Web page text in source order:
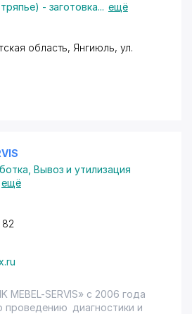
- заготовка... ещё
область, Янгиюль, ул.
Вывоз и утилизация
ещё
MEBEL-SERVIS» с 2006 года
проведению диагностики и